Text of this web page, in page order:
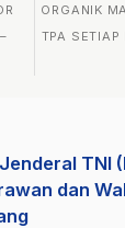
ORGANIK
TPA SETIAP
TNI
dan